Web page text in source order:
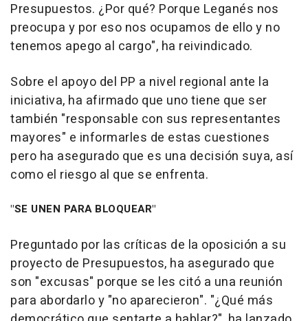
Presupuestos. ¿Por qué? Porque Leganés nos
preocupa y por eso nos ocupamos de ello y no
tenemos apego al cargo", ha reivindicado.
Sobre el apoyo del PP a nivel regional ante la
iniciativa, ha afirmado que uno tiene que ser
también "responsable con sus representantes
mayores" e informarles de estas cuestiones
pero ha asegurado que es una decisión suya, así
como el riesgo al que se enfrenta.
"SE UNEN PARA BLOQUEAR"
Preguntado por las críticas de la oposición a su
proyecto de Presupuestos, ha asegurado que
son "excusas" porque se les citó a una reunión
para abordarlo y "no aparecieron". "¿Qué más